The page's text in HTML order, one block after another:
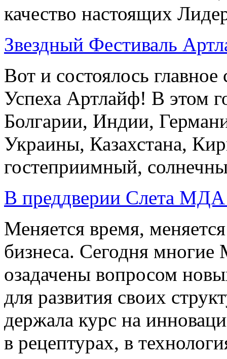
качество настоящих
Звездный Фестиваль
Вот и состоялось
Успеха Артлайф! В этом
Болгарии, Индии,
Украины, Казахстана,
гостеприимный,
В преддверии Слета
Меняется время,
бизнеса. Сегодня
озадачены вопросом
для развития своих
держала курс на
в рецептурах, в